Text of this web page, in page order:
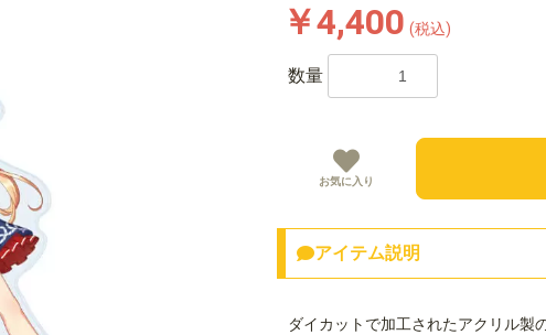
￥4,400 (税込)
お気に入り
数量
アイテム説明
ダイカットで加工されたアクリル製